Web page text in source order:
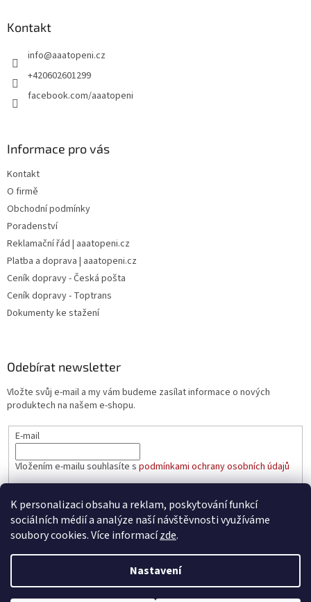
K personalizaci obsahu a reklam, poskytování funkcí
sociálních médií a analýze naší návštěvnosti využíváme
soubory cookies. Více informacízde.
Nastavení
Kontakt
info@aaatopeni.cz
+420602601299
facebook.com/aaatopeni
Informace pro vás
Kontakt
O firmě
Obchodní podmínky
Poradenství
Reklamační řád | aaatopeni.cz
Platba a doprava | aaatopeni.cz
Ceník dopravy - Česká pošta
Ceník dopravy - Toptrans
Dokumenty ke stažení
Odebírat newsletter
Vložte svůj e-mail a my vám budeme zasílat informace o nových
produktech na našem e-shopu.
E-mail
Vložením e-mailu souhlasíte s podmínkami ochrany osobních údajů
PŘIHLÁSIT SE